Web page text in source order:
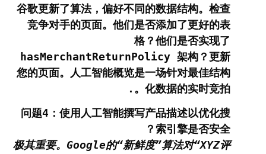
谷歌更新了算法，偏好不同的数据结构。检查
竞争对手的页面。他们是否添加了更好的表
格？他们是否实现了
hasMerchantReturnPolicy 架构？更新
您的页面。人工智能概览是一场针对最佳结构
化数据的实时竞拍。.
问题4：使用人工智能撰写产品描述以优化搜
索引擎是否安全？
极其重要。Google的“新鲜度”算法对“XYZ评